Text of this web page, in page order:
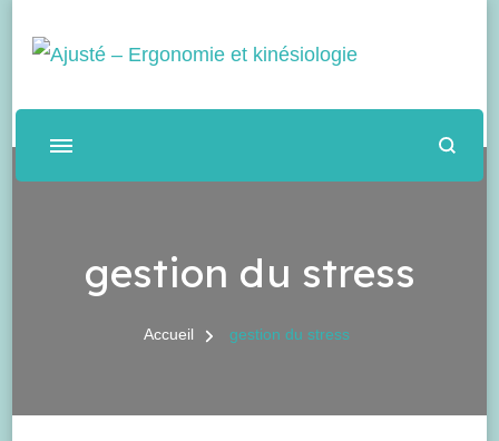
Services d'accompagnement en ergonomie de bureau
gestion du stress
Accueil gestion du stress